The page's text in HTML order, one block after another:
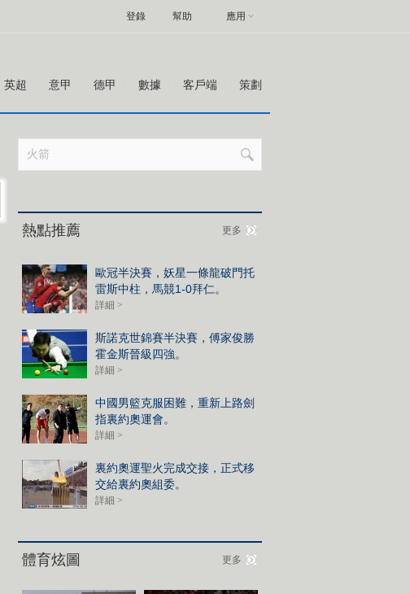
幫助 應用
登錄
英超 意甲 德甲 數據 客戶端 策劃
熱點推薦 更多
歐冠半決賽，妖星一條龍破門托
雷斯中柱，馬競1-0拜仁。
詳細 >
斯諾克世錦賽半決賽，傅家俊勝
霍金斯晉級四強。
詳細 >
中國男籃克服困難，重新上路劍
指裏約奧運會。
詳細 >
裏約奧運聖火完成交接，正式移
交給裏約奧組委。
詳細 >
體育炫圖 更多